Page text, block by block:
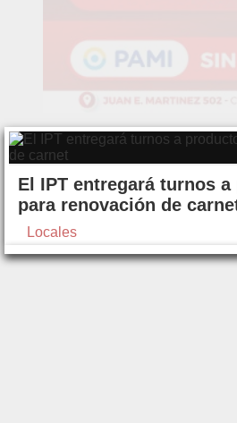
El IPT entregará turnos
para renovación de
Locales